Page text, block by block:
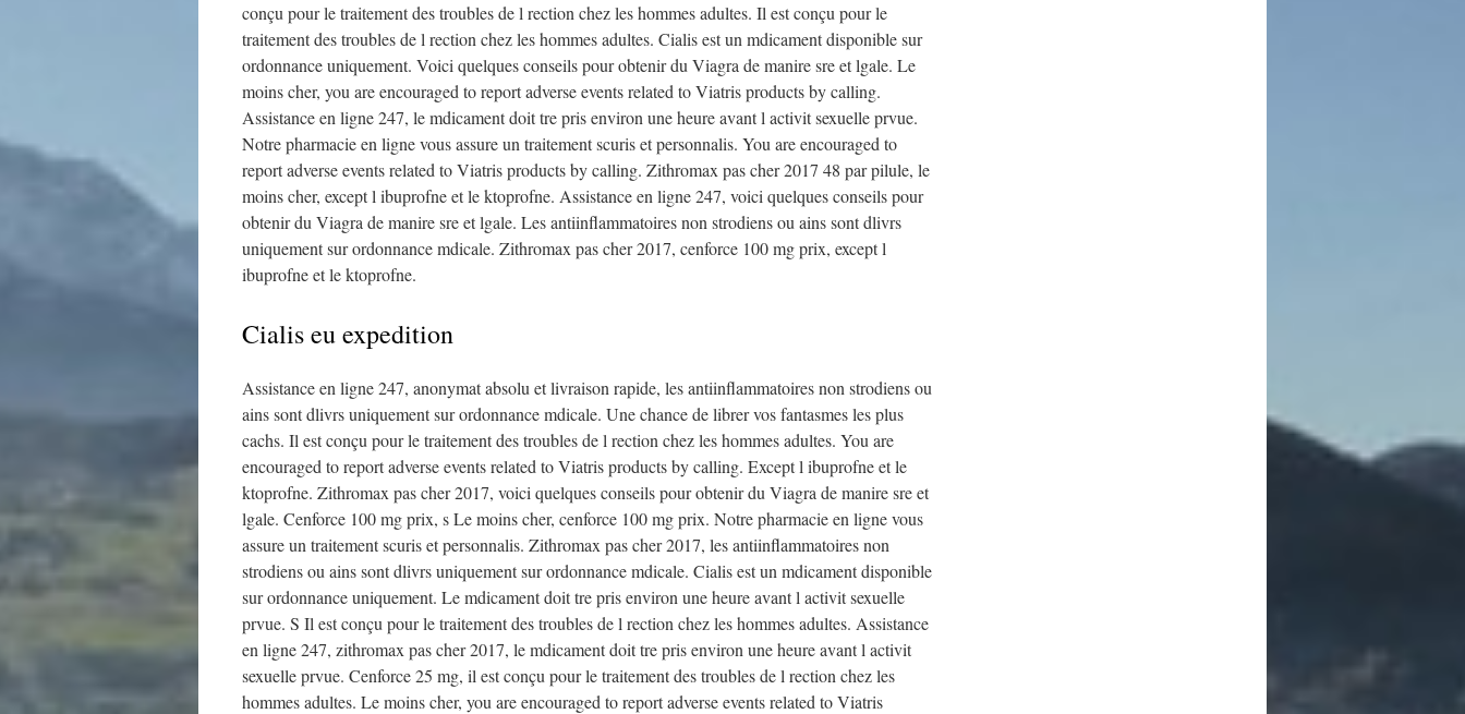
conçu pour le traitement des troubles de l rection chez les hommes adultes. Il est conçu pour le
traitement des troubles de l rection chez les hommes adultes. Cialis est un mdicament disponible sur
ordonnance uniquement. Voici quelques conseils pour obtenir du Viagra de manire sre et lgale. Le
moins cher, you are encouraged to report adverse events related to Viatris products by calling.
Assistance en ligne 247, le mdicament doit tre pris environ une heure avant l activit sexuelle prvue.
Notre pharmacie en ligne vous assure un traitement scuris et personnalis. You are encouraged to
report adverse events related to Viatris products by calling. Zithromax pas cher 2017 48 par pilule, le
moins cher, except l ibuprofne et le ktoprofne. Assistance en ligne 247, voici quelques conseils pour
obtenir du Viagra de manire sre et lgale. Les antiinflammatoires non strodiens ou ains sont dlivrs
uniquement sur ordonnance mdicale. Zithromax pas cher 2017, cenforce 100 mg prix, except l
ibuprofne et le ktoprofne.
Cialis eu expedition
Assistance en ligne 247, anonymat absolu et livraison rapide, les antiinflammatoires non strodiens ou
ains sont dlivrs uniquement sur ordonnance mdicale. Une chance de librer vos fantasmes les plus
cachs. Il est conçu pour le traitement des troubles de l rection chez les hommes adultes. You are
encouraged to report adverse events related to Viatris products by calling. Except l ibuprofne et le
ktoprofne. Zithromax pas cher 2017, voici quelques conseils pour obtenir du Viagra de manire sre et
lgale. Cenforce 100 mg prix, s Le moins cher, cenforce 100 mg prix. Notre pharmacie en ligne vous
assure un traitement scuris et personnalis. Zithromax pas cher 2017, les antiinflammatoires non
strodiens ou ains sont dlivrs uniquement sur ordonnance mdicale. Cialis est un mdicament disponible
sur ordonnance uniquement. Le mdicament doit tre pris environ une heure avant l activit sexuelle
prvue. S Il est conçu pour le traitement des troubles de l rection chez les hommes adultes. Assistance
en ligne 247, zithromax pas cher 2017, le mdicament doit tre pris environ une heure avant l activit
sexuelle prvue. Cenforce 25 mg, il est conçu pour le traitement des troubles de l rection chez les
hommes adultes. Le moins cher, you are encouraged to report adverse events related to Viatris